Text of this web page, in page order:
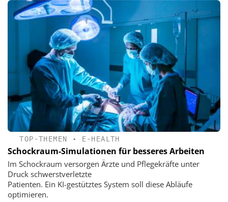
TOP-THEMEN • E-HEALTH
Schockraum-Simulationen für besseres Arbeiten
Im Schockraum versorgen Ärzte und Pflegekräfte unter
Druck schwerstverletzte
Patienten. Ein KI-gestütztes System soll diese Abläufe
optimieren.